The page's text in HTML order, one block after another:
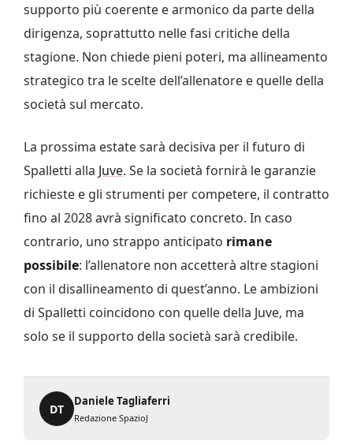
supporto più coerente e armonico da parte della
dirigenza, soprattutto nelle fasi critiche della
stagione. Non chiede pieni poteri, ma allineamento
strategico tra le scelte dell’allenatore e quelle della
società sul mercato.
La prossima estate sarà decisiva per il futuro di
Spalletti alla Juve. Se la società fornirà le garanzie
richieste e gli strumenti per competere, il contratto
fino al 2028 avrà significato concreto. In caso
contrario, uno strappo anticipato rimane
possibile: l’allenatore non accetterà altre stagioni
con il disallineamento di quest’anno. Le ambizioni
di Spalletti coincidono con quelle della Juve, ma
solo se il supporto della società sarà credibile.
DT
Daniele Tagliaferri
Redazione SpazioJ